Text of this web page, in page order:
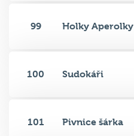
99 Holky Aperolky
100 Sudokáři
101 Pivnice šárka